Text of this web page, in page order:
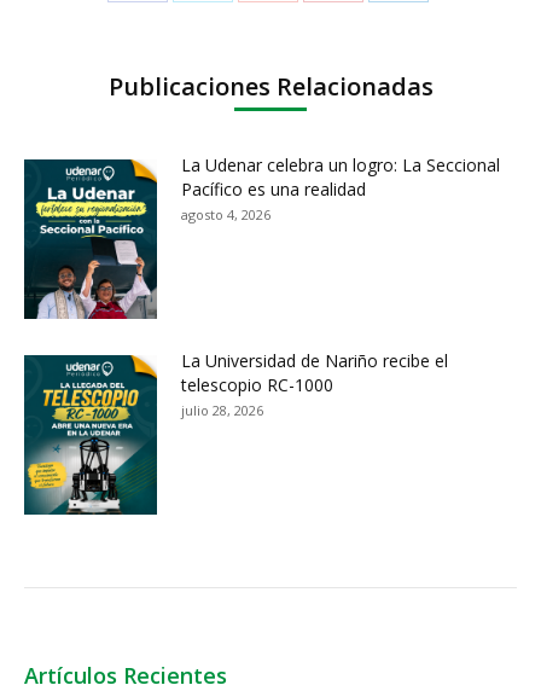
Publicaciones Relacionadas
La Udenar celebra un logro: La Seccional
Pacífico es una realidad
agosto 4, 2026
La Universidad de Nariño recibe el
telescopio RC-1000
julio 28, 2026
Artículos Recientes